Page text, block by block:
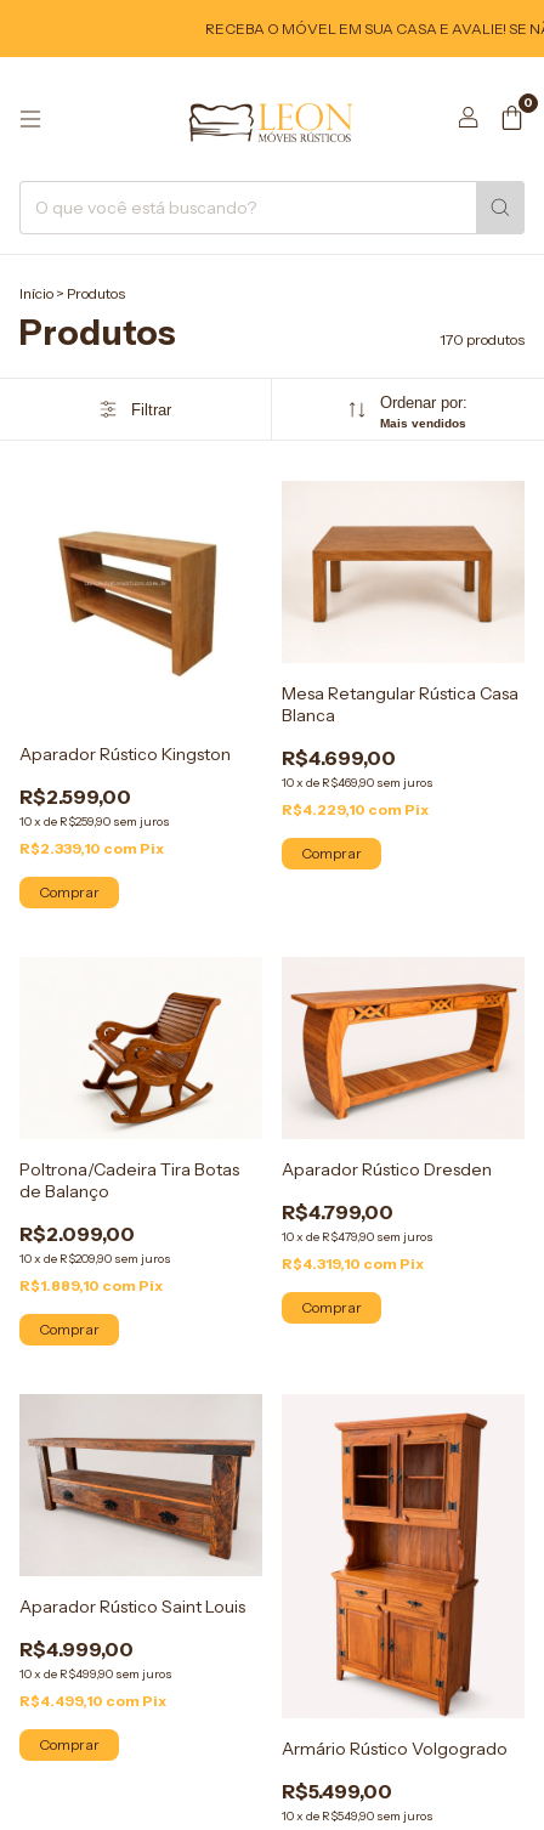
RECEBA O MÓVEL EM SUA CASA E AVALIE! SE NÃO
0
Início > Produtos
Produtos 170 produtos
Filtrar Ordenar por:
Mais vendidos
Aparador Rústico Kingston
R$2.599,00
10x de R$259,90 sem juros
R$2.339,10 com Pix
Comprar
Mesa Retangular Rústica Casa
Blanca
R$4.699,00
10x de R$469,90 sem juros
R$4.229,10 com Pix
Comprar
Poltrona/Cadeira Tira Botas
de Balanço
R$2.099,00
10x de R$209,90 sem juros
R$1.889,10 com Pix
Comprar
Aparador Rústico Dresden
R$4.799,00
10x de R$479,90 sem juros
R$4.319,10 com Pix
Comprar
Aparador Rústico Saint Louis
R$4.999,00
10x de R$499,90 sem juros
R$4.499,10 com Pix
Comprar Armário Rústico Volgogrado
R$5.499,00
10x de R$549,90 sem juros